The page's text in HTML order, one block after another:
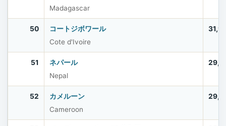
Madagascar
50
コートジボワール
Cote d'Ivoire
51
ネパール
Nepal
52
カメルーン
Cameroon